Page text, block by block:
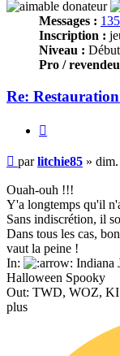
Messages :
Inscription :
Niveau :
Pro /
Re:
Message
parlitchie85 »
Ouah-ouh !!!
Y'a longtemps qu'il
Sans indiscrétion, il
Dans tous les cas,
vaut la peine !
In:
Indiana
Halloween Spooky
Out: TWD, WOZ,
plus